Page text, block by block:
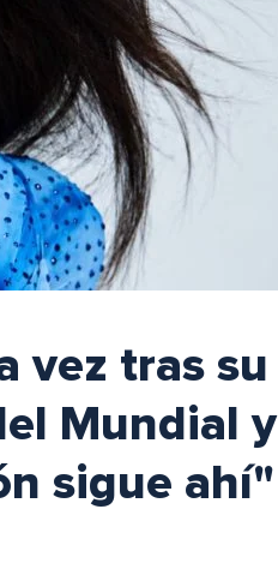
vez tras su
Mundial y
sigue ahí"